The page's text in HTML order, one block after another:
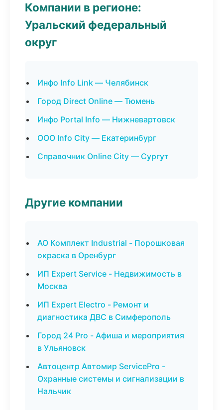
Компании в регионе:
Уральский федеральный
округ
Инфо Info Link — Челябинск
Город Direct Online — Тюмень
Инфо Portal Info — Нижневартовск
ООО Info City — Екатеринбург
Справочник Online City — Сургут
Другие компании
АО Комплект Industrial - Порошковая
окраска в Оренбург
ИП Expert Service - Недвижимость в
Москва
ИП Expert Electro - Ремонт и
диагностика ДВС в Симферополь
Город 24 Pro - Афиша и мероприятия
в Ульяновск
Автоцентр Автомир ServicePro -
Охранные системы и сигнализации в
Нальчик